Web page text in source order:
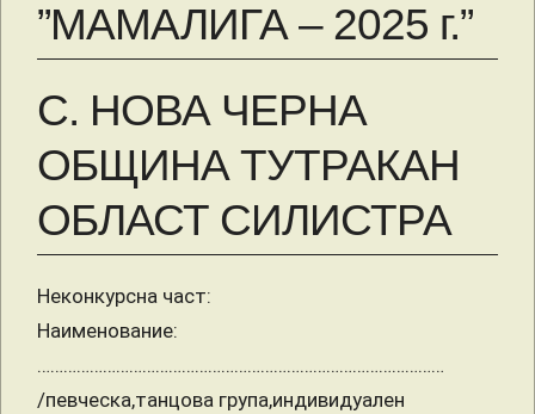
”МАМАЛИГА – 2025 г.”
С. НОВА ЧЕРНА
ОБЩИНА ТУТРАКАН
ОБЛАСТ СИЛИСТРА
Неконкурсна част:
Наименование:
…………………………………………………………………………………
/певческа,танцова група,индивидуален